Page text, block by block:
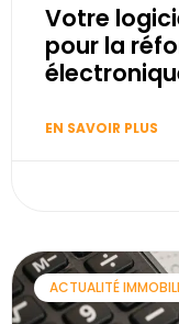
Votre
pour la
EN SAVOIR PLUS
ACTUALITÉ